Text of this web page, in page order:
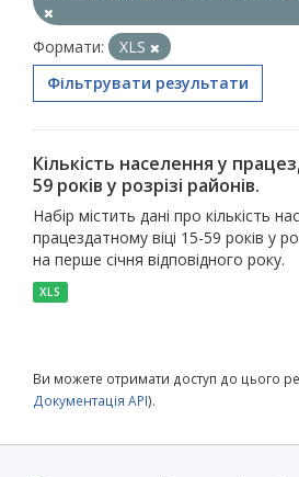
Формати:
XLS
Фільтрувати результати
Кількість населення у
59 років у розрізі районів.
Набір містить дані про кількість
працездатному віці 15-59 років у
на перше січня відповідного року.
XLS
Ви можете отримати доступ до цього
Документація API).